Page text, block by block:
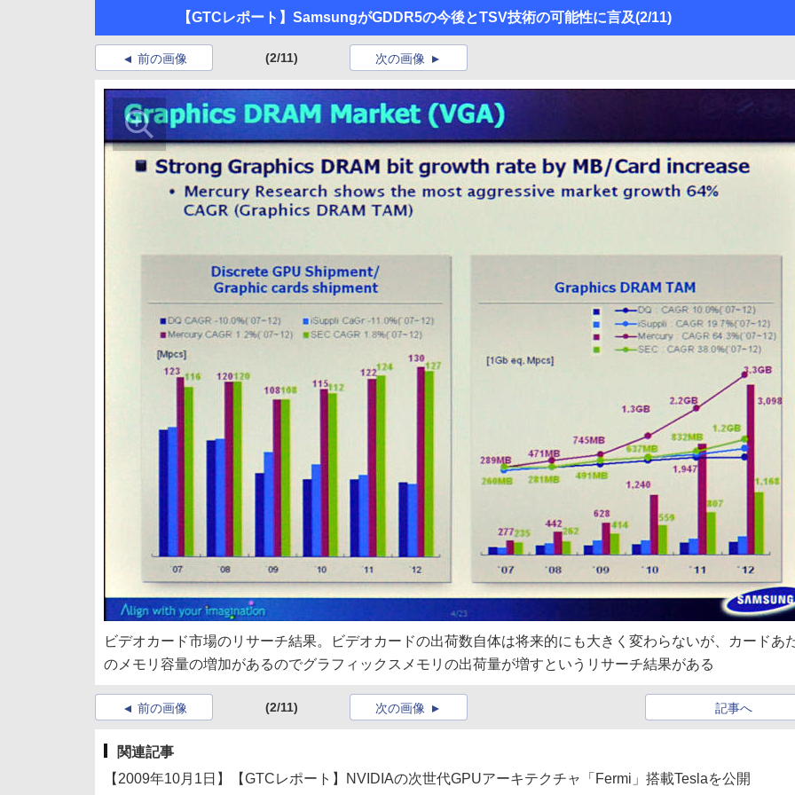
【GTCレポート】SamsungがGDDR5の今後とTSV技術の可能性に言及(2/11)
前の画像 (2/11) 次の画像
ビデオカード市場のリサーチ結果。ビデオカードの出荷数自体は将来的にも大きく変わらないが、カードあ
のメモリ容量の増加があるのでグラフィックスメモリの出荷量が増すというリサーチ結果がある
前の画像 (2/11) 記事へ
次の画像
関連記事
【2009年10月1日】【GTCレポート】NVIDIAの次世代GPUアーキテクチャ「Fermi」搭載Teslaを公開